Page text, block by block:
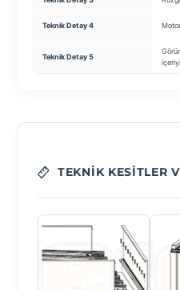
Teknik Detay 4
Teknik Detay 5
TEKNIK KESITLER